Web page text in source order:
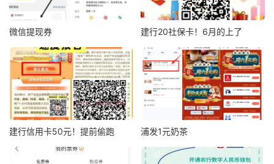
微信提现券 建行20社保卡！6月的上了
建行信用卡50元！提前偷跑 浦发1元奶茶